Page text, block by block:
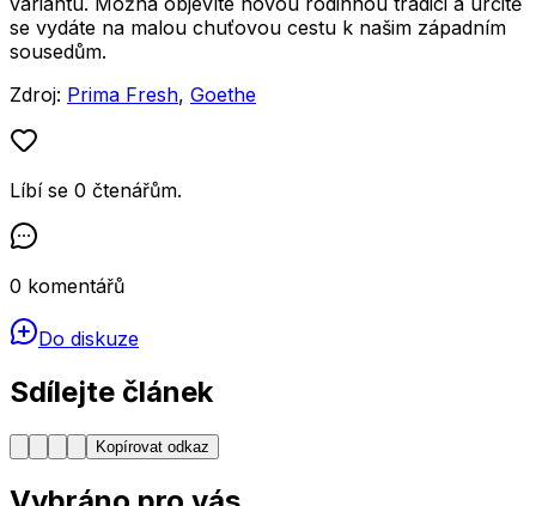
se vydáte na malou chuťovou cestu k našim západním
sousedům.
Zdroj: Prima Fresh, Goethe
Líbí se 0 čtenářům.
0 komentářů
Do diskuze
Sdílejte článek
Kopírovat odkaz